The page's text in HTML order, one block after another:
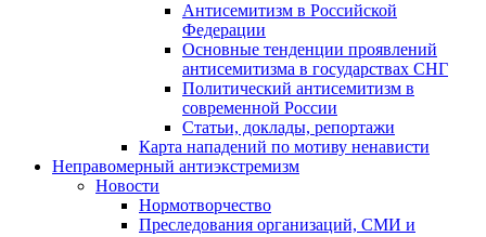
Антисемитизм в Российской
Федерации
Основные тенденции проявлений
антисемитизма в государствах СНГ
Политический антисемитизм в
современной России
Статьи, доклады, репортажи
Карта нападений по мотиву ненависти
Неправомерный антиэкстремизм
Новости
Нормотворчество
Преследования организаций, СМИ и